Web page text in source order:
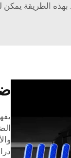
الطريقة يمكن